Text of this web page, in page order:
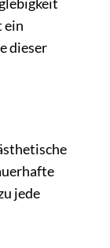
ein
dieser
jede